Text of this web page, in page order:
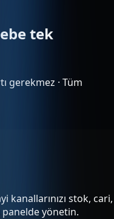
tek
gerekmez · Tüm
kanallarınızı stok, cari,
panelde yönetin.